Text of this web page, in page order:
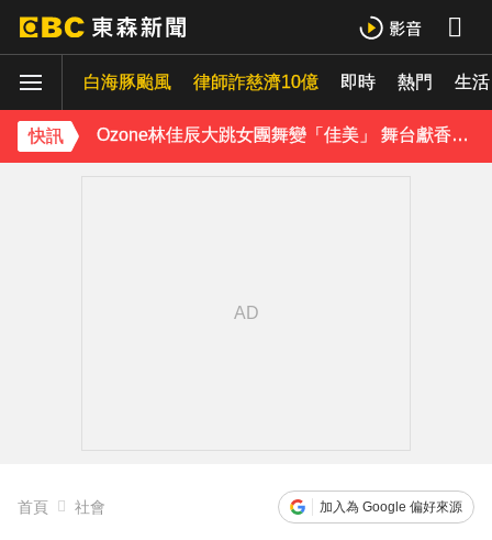
白海豚颱風 律師詐慈濟10億 即時 熱門 生活
快訊
新／泰國再爆槍擊！ 前國會議員在政府辦公室開槍2傷
Ozone林佳辰大跳女團舞變「佳美」 舞台獻香吻全場暴動了
資深男星爆離世！後輩發文哀悼 享年72歲
首頁 社會 加入為 Google 偏好來源